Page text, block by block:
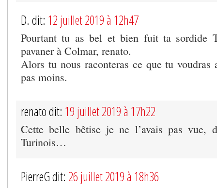
D. dit: 12 juillet 2019 à 12h47
Pourtant tu as bel et bien fuit ta sordide
pavaner à Colmar, renato.
Alors tu nous raconteras ce que tu voudras
pas moins.
renato dit: 19 juillet 2019 à 17h22
Cette belle bêtise je ne l’avais pas vue,
Turinois…
PierreG dit: 26 juillet 2019 à 18h36